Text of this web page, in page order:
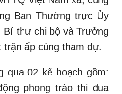
Ban Thường trực Ủy
Bí thư chi bộ và Trưởng
trận ấp cùng tham dự.
qua 02 kế hoạch gồm:
phong trào thi đua